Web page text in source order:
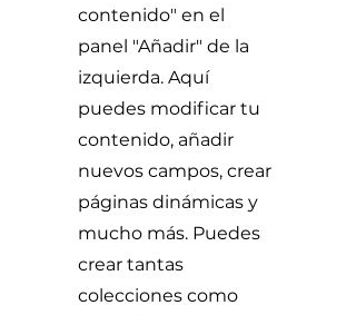
contenido" en el
panel "Añadir" de la
izquierda. Aquí
puedes modificar tu
contenido, añadir
nuevos campos, crear
páginas dinámicas y
mucho más. Puedes
crear tantas
colecciones como